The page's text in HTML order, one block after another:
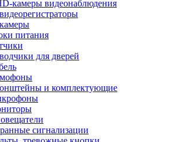
камеры видеонаблюдения
питания
для дверей
и комплектующие
сигнализации